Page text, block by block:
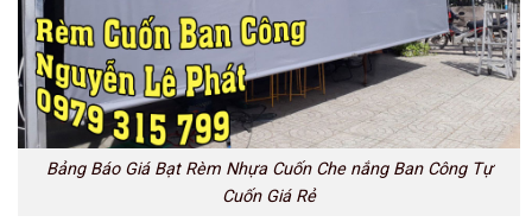
Bảng Báo Giá Bạt Rèm Nhựa Cuốn Che nắng Ban Công Tự
Cuốn Giá Rẻ